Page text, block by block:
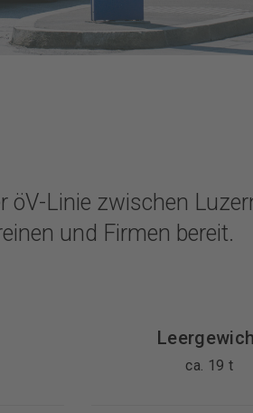
öV-Linie zwischen
und Firmen bereit.
ca. 19 t